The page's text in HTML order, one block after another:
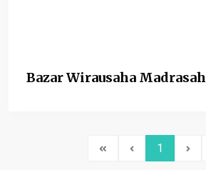
Bazar Wirausaha Madrasah
1